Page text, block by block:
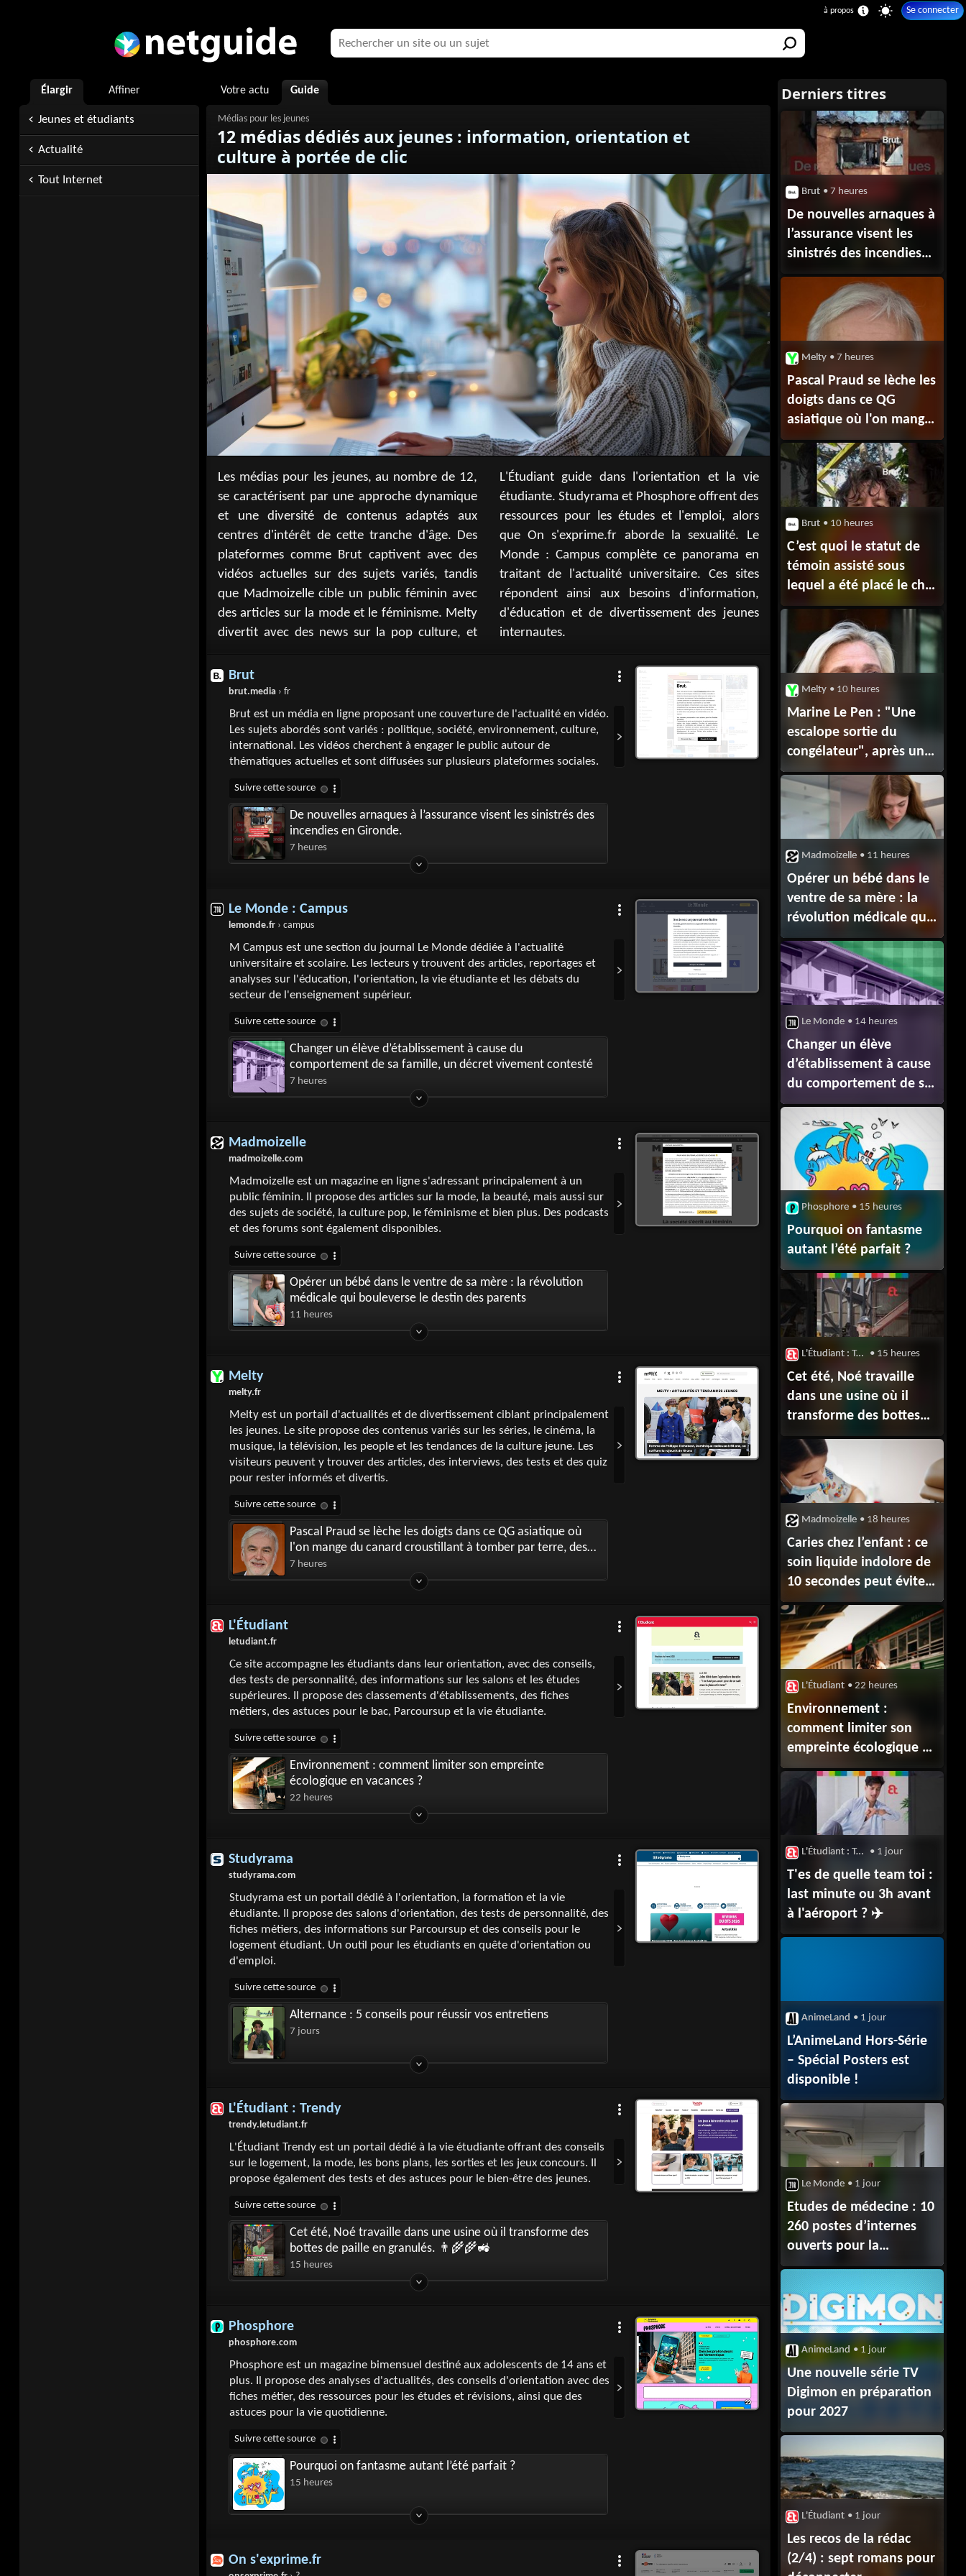
Se connecter
Élargir Affiner
Jeunes et étudiants
Actualité
Tout Internet
Votre actu Guide
12 médias dédiés aux jeunes : information, orientation et
culture à portée de clic
Les médias pour les jeunes, au nombre de 12,
se caractérisent par une approche dynamique
et une diversité de contenus adaptés aux
centres d'intérêt de cette tranche d'âge. Des
plateformes comme Brut captivent avec des
vidéos actuelles sur des sujets variés, tandis
que Madmoizelle cible un public féminin avec
des articles sur la mode et le féminisme. Melty
divertit avec des news sur la pop culture, et
L'Étudiant guide dans l'orientation et la vie
étudiante. Studyrama et Phosphore offrent des
ressources pour les études et l'emploi, alors
que On s'exprime.fr aborde la sexualité. Le
Monde : Campus complète ce panorama en
traitant de l'actualité universitaire. Ces sites
répondent ainsi aux besoins d'information,
d'éducation et de divertissement des jeunes
internautes.
Brut
brut.media › fr
Brut est un média en ligne proposant une couverture de l'actualité en vidéo.
Les sujets abordés sont variés : politique, société, environnement, culture,
international. Les vidéos cherchent à engager le public autour de
thématiques actuelles et sont diffusées sur plusieurs plateformes sociales.
De nouvelles arnaques à l’assurance visent les sinistrés des
incendies en Gironde.
7 heures
Le Monde : Campus
lemonde.fr › campus
M Campus est une section du journal Le Monde dédiée à l'actualité
universitaire et scolaire. Les lecteurs y trouvent des articles, reportages et
analyses sur l'éducation, l'orientation, la vie étudiante et les débats du
secteur de l'enseignement supérieur.
Changer un élève d’établissement à cause du
comportement de sa famille, un décret vivement contesté
7 heures
Madmoizelle
madmoizelle.com
Madmoizelle est un magazine en ligne s'adressant principalement à un
public féminin. Il propose des articles sur la mode, la beauté, mais aussi sur
des sujets de société, la culture pop, le féminisme et bien plus. Des podcasts
et des forums sont également disponibles.
Opérer un bébé dans le ventre de sa mère : la révolution
médicale qui bouleverse le destin des parents
11 heures
Melty
melty.fr
Melty est un portail d'actualités et de divertissement ciblant principalement
les jeunes. Le site propose des contenus variés sur les séries, le cinéma, la
musique, la télévision, les people et les tendances de la culture jeune. Les
visiteurs peuvent y trouver des articles, des interviews, des tests et des quiz
pour rester informés et divertis.
Pascal Praud se lèche les doigts dans ce QG asiatique où
l'on mange du canard croustillant à tomber par terre, des
dim sum à foison et une sole au caramel
7 heures
L'Étudiant
letudiant.fr
Ce site accompagne les étudiants dans leur orientation, avec des conseils,
des tests de personnalité, des informations sur les salons et les études
supérieures. Il propose des classements d'établissements, des fiches
métiers, des astuces pour le bac, Parcoursup et la vie étudiante.
Environnement : comment limiter son empreinte
écologique en vacances ?
22 heures
Studyrama
studyrama.com
Studyrama est un portail dédié à l'orientation, la formation et la vie
étudiante. Il propose des salons d'orientation, des tests de personnalité, des
fiches métiers, des informations sur Parcoursup et des conseils pour le
logement étudiant. Un outil pour les étudiants en quête d'orientation ou
d'emploi.
Alternance : 5 conseils pour réussir vos entretiens
7 jours
L'Étudiant : Trendy
trendy.letudiant.fr
L'Étudiant Trendy est un portail dédié à la vie étudiante offrant des conseils
sur le logement, la mode, les bons plans, les sorties et les jeux concours. Il
propose également des tests et des astuces pour le bien-être des jeunes.
Cet été, Noé travaille dans une usine où il transforme des
bottes de paille en granulés. 👨‍🌾🌾🚜
15 heures
Phosphore
phosphore.com
Phosphore est un magazine bimensuel destiné aux adolescents de 14 ans et
plus. Il propose des analyses d'actualités, des conseils d'orientation avec des
fiches métier, des ressources pour les études et révisions, ainsi que des
astuces pour la vie quotidienne.
Pourquoi on fantasme autant l’été parfait ?
15 heures
On s'exprime.fr
Brut • 7 heures
De nouvelles arnaques à
l’assurance visent les
sinistrés des incendies
en Gironde.
Melty • 7 heures
Pascal Praud se lèche les
doigts dans ce QG
asiatique où l'on mange
du canard croustillant à
tomber par terre, des
dim sum à foison et une
sole au caramel
Brut • 10 heures
C’est quoi le statut de
témoin assisté sous
lequel a été placé le chef
Jean Imbert ?
Melty • 10 heures
Marine Le Pen : "Une
escalope sortie du
congélateur", après une
violente bagarre, ce
"coquard" qu'elle a eu
du mal à
faire "dégonfler"
Madmoizelle • 11 heures
Opérer un bébé dans le
ventre de sa mère : la
révolution médicale qui
bouleverse le destin
des parents
Le Monde • 14 heures
Changer un élève
d’établissement à cause
du comportement de sa
famille, un décret
vivement contesté
Phosphore • 15 heures
Pourquoi on fantasme
autant l’été parfait ?
L'Étudiant : Trendy • 15 heures
Cet été, Noé travaille
dans une usine où il
transforme des bottes
de paille en
granulés. 👨‍🌾🌾🚜
Madmoizelle • 18 heures
Caries chez l’enfant : ce
soin liquide indolore de
10 secondes peut éviter
la fraise
L'Étudiant • 22 heures
Environnement :
comment limiter son
empreinte écologique en
vacances ?
L'Étudiant : Trendy • 1 jour
T'es de quelle team toi :
last minute ou 3h avant
à l'aéroport ? ✈️
AnimeLand • 1 jour
L’AnimeLand Hors-Série
– Spécial Posters est
disponible !
Le Monde • 1 jour
Etudes de médecine : 10
260 postes d’internes
ouverts pour la
promotion 2026,
annonce
le gouvernement
AnimeLand • 1 jour
Une nouvelle série TV
Digimon en préparation
pour 2027
L'Étudiant • 1 jour
Les recos de la rédac
(2/4) : sept romans pour